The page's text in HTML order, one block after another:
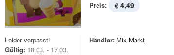
Preis: € 4,49
Leider verpasst!
Gültig: 10.03. - 17.03.
Händler: Mix Markt